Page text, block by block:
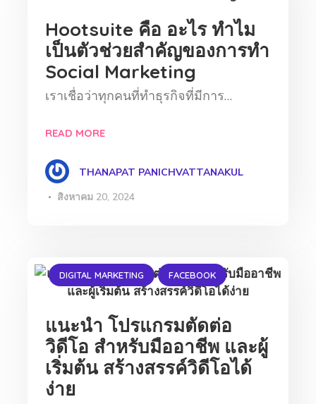
Hootsuite คือ อะไร ทำไม
เป็นตัวช่วยสำคัญของการทำ
Social Marketing
เราเชื่อว่าทุกคนที่ทำธุรกิจที่มีการ…
READ MORE
THANAPAT PANICHVATTANAKUL
สิงหาคม 20, 2024
DIGITAL MARKETING FACEBOOK
แนะนำ โปรแกรมตัดต่อ
วิดีโอ สำหรับมืออาชีพ และผู้
เริ่มต้น สร้างสรรค์วิดีโอได้
ง่าย